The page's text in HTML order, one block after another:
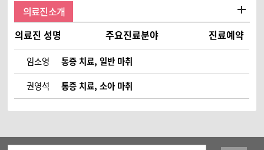
의료진소개
의료진 성명 주요진료분야 진료예약
임소영 통증 치료, 일반 마취
권영석 통증 치료, 소아 마취